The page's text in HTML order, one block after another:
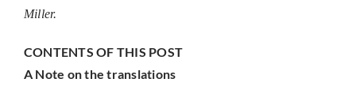
Miller.
CONTENTS OF THIS POST
A Note on the translations